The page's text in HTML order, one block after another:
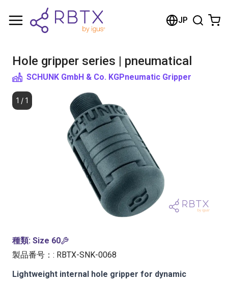
JP
Hole gripper series | pneumatical
SCHUNK GmbH & Co. KGPneumatic Gripper
1 / 1
種類: Size 60
製品番号： : RBTX-SNK-0068
Lightweight internal hole gripper for dynamic
Shopping Cart
Browse the shop